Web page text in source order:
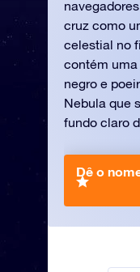
cruz como
celestial no
contém
negro e
Nebula que
fundo claro
Dê o